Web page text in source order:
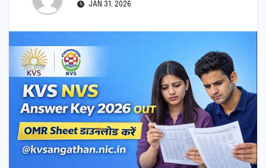
JAN 31, 2026